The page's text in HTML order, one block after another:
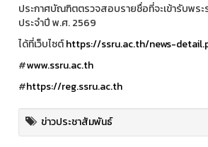
ประกาศบัณฑิตตรวจสอบรายชื่อที่จะเข้ารับพร
ประจำปี พ.ศ. 2569
ได้ที่เว็บไซต์https://ssru.ac.th/news-
#www.ssru.ac.th
#https://reg.ssru.ac.th
ข่าวประชาสัมพันธ์